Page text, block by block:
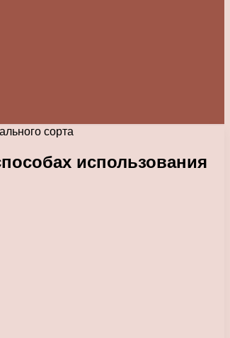
сорта
использования